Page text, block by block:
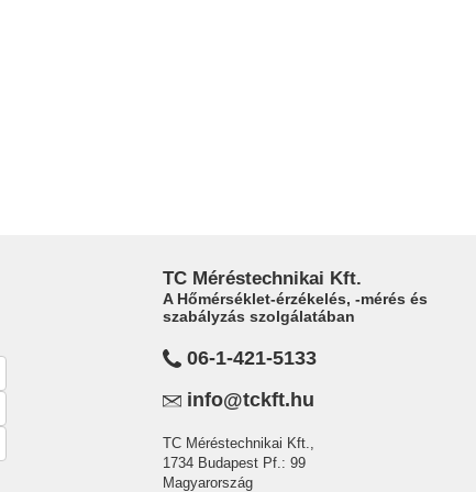
TC Méréstechnikai Kft.
A Hőmérséklet-érzékelés, -mérés és
szabályzás szolgálatában
06-1-421-5133
info@tckft.hu
TC Méréstechnikai Kft.,
1734 Budapest Pf.: 99
Magyarország